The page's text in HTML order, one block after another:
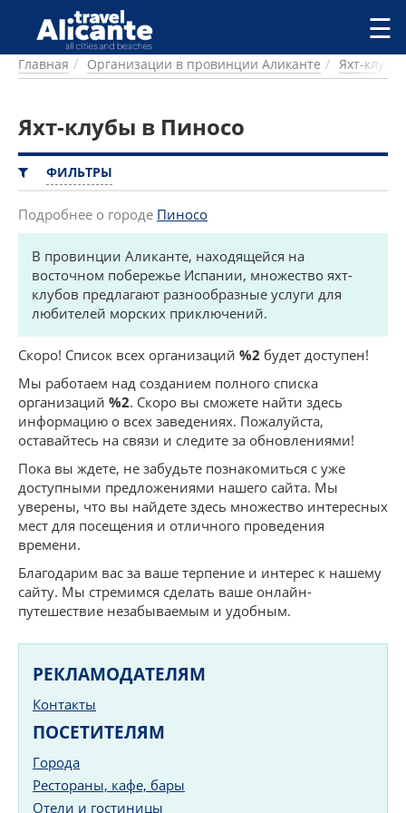
Перейти к основному содержанию
ГОРОДА
ПИТАНИЕ
ПРОЖИВАНИЕ
ПЛЯЖИ
ДОСТОПРИМЕЧАТЕЛЬНОСТИ
КЕМПИНГ
КОМАРКИ (РАЙОНЫ)
РЕЦЕПТЫ
ПРЕДЛОЖЕНИЯ
СТАТЬИ
УСЛУГИ
☰
Главная Организации в провинции Аликанте Яхт-клубы
Яхт-клубы в Пиносо
ФИЛЬТРЫ
Подробнее о городе Пиносо
В провинции Аликанте, находящейся на
восточном побережье Испании, множество яхт-
клубов предлагают разнообразные услуги для
любителей морских приключений.
Скоро! Список всех организаций %2 будет доступен!
Мы работаем над созданием полного списка
организаций %2. Скоро вы сможете найти здесь
информацию о всех заведениях. Пожалуйста,
оставайтесь на связи и следите за обновлениями!
Пока вы ждете, не забудьте познакомиться с уже
доступными предложениями нашего сайта. Мы
уверены, что вы найдете здесь множество интересных
мест для посещения и отличного проведения
времени.
Благодарим вас за ваше терпение и интерес к нашему
сайту. Мы стремимся сделать ваше онлайн-
путешествие незабываемым и удобным.
РЕКЛАМОДАТЕЛЯМ
Контакты
ПОСЕТИТЕЛЯМ
Города
Рестораны, кафе, бары
Отели и гостиницы